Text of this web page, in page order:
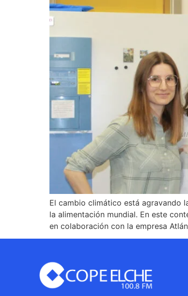
El cambio climático está agravando
la alimentación mundial. En este
en colaboración con la empresa